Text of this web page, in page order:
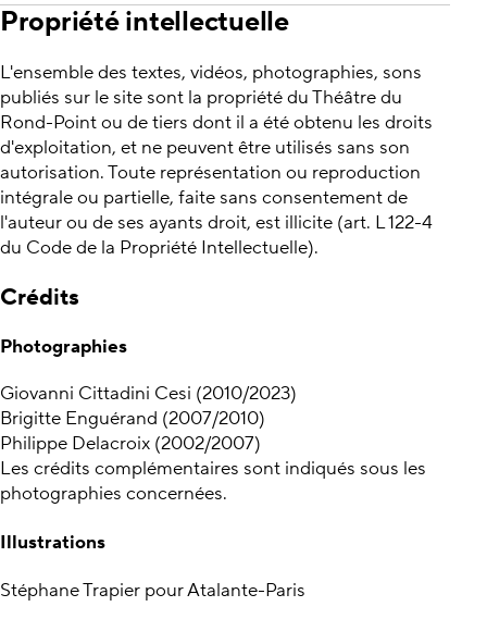
Propriété intellectuelle
L'ensemble des textes, vidéos, photographies, sons
publiés sur le site sont la propriété du Théâtre du
Rond-Point ou de tiers dont il a été obtenu les droits
d'exploitation, et ne peuvent être utilisés sans son
autorisation. Toute représentation ou reproduction
intégrale ou partielle, faite sans consentement de
l'auteur ou de ses ayants droit, est illicite (art. L 122-4
du Code de la Propriété Intellectuelle).
Crédits
Photographies
Giovanni Cittadini Cesi (2010/2023)
Brigitte Enguérand (2007/2010)
Philippe Delacroix (2002/2007)
Les crédits complémentaires sont indiqués sous les
photographies concernées.
Illustrations
Stéphane Trapier pour Atalante-Paris